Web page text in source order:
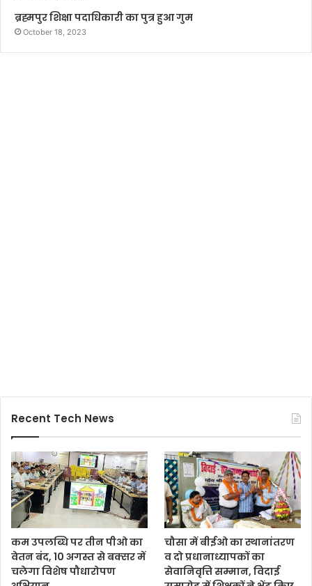
ब्रह्मपुर शिक्षा पदाधिकारी का पुत्र हुआ गुम
October 18, 2023
Recent Tech News
कम उपलब्धि पर तीन पीओ का
वेतन बंद, 10 अगस्त से बक्सर में
चलेगा विशेष पौधारोपण
चौसा में बीईओ का स्थानांतरण
व दो प्रधानाध्यापकों का
सेवानिवृत्ति सम्मान, विदाई